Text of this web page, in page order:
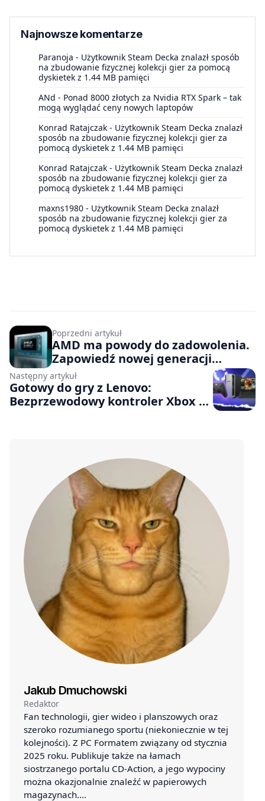
Najnowsze komentarze
Paranoja - Użytkownik Steam Decka znalazł sposób
na zbudowanie fizycznej kolekcji gier za pomocą
dyskietek z 1.44 MB pamięci
ANd - Ponad 8000 złotych za Nvidia RTX Spark – tak
mogą wyglądać ceny nowych laptopów
Konrad Ratajczak - Użytkownik Steam Decka znalazł
sposób na zbudowanie fizycznej kolekcji gier za
pomocą dyskietek z 1.44 MB pamięci
Konrad Ratajczak - Użytkownik Steam Decka znalazł
sposób na zbudowanie fizycznej kolekcji gier za
pomocą dyskietek z 1.44 MB pamięci
maxns1980 - Użytkownik Steam Decka znalazł
sposób na zbudowanie fizycznej kolekcji gier za
pomocą dyskietek z 1.44 MB pamięci
Poprzedni artykuł
AMD ma powody do zadowolenia.
Zapowiedź nowej generacji
procesorów i rekordowe wyniki
finansowe
Następny artykuł
Gotowy do gry z Lenovo:
Bezprzewodowy kontroler Xbox w
Jakub Dmuchowski
Redaktor
Fan technologii, gier wideo i planszowych oraz
szeroko rozumianego sportu (niekoniecznie w tej
kolejności). Z PC Formatem związany od stycznia
2025 roku. Publikuje także na łamach
siostrzanego portalu CD-Action, a jego wypociny
można okazjonalnie znaleźć w papierowych
magazynach.…